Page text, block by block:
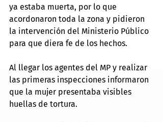
ya estaba muerta, por lo que
acordonaron toda la zona y pidieron
la intervención del Ministerio Público
para que diera fe de los hechos.
Al llegar los agentes del MP y realizar
las primeras inspecciones informaron
que la mujer presentaba visibles
huellas de tortura.